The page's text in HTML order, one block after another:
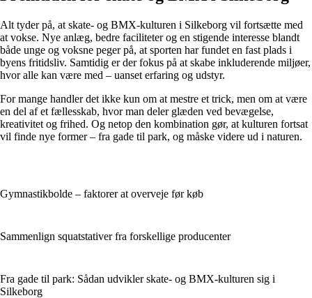
Alt tyder på, at skate- og BMX-kulturen i Silkeborg vil fortsætte med
at vokse. Nye anlæg, bedre faciliteter og en stigende interesse blandt
både unge og voksne peger på, at sporten har fundet en fast plads i
byens fritidsliv. Samtidig er der fokus på at skabe inkluderende miljøer,
hvor alle kan være med – uanset erfaring og udstyr.
For mange handler det ikke kun om at mestre et trick, men om at være
en del af et fællesskab, hvor man deler glæden ved bevægelse,
kreativitet og frihed. Og netop den kombination gør, at kulturen fortsat
vil finde nye former – fra gade til park, og måske videre ud i naturen.
Gymnastikbolde – faktorer at overveje før køb
Sammenlign squatstativer fra forskellige producenter
Fra gade til park: Sådan udvikler skate- og BMX-kulturen sig i
Silkeborg